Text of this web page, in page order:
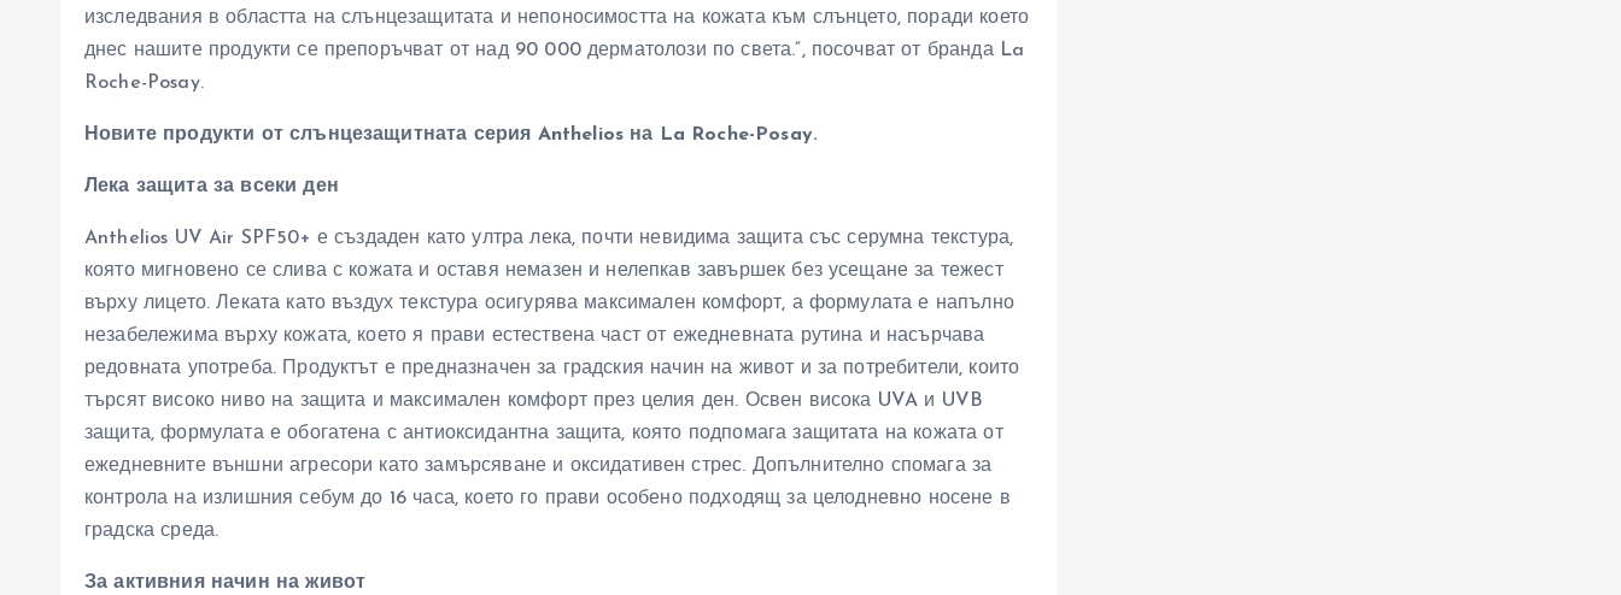
изследвания в областта на слънцезащитата и непоносимостта на кожата към слънцето, поради което
днес нашите продукти се препоръчват от над 90 000 дерматолози по света.“, посочват от бранда La
Roche-Posay.
Новите продукти от слънцезащитната серия Anthelios на La Roche-Posay.
Лека защита за всеки ден
Anthelios UV Air SPF50+ е създаден като ултра лека, почти невидима защита със серумна текстура,
която мигновено се слива с кожата и оставя немазен и нелепкав завършек без усещане за тежест
върху лицето. Леката като въздух текстура осигурява максимален комфорт, а формулата е напълно
незабележима върху кожата, което я прави естествена част от ежедневната рутина и насърчава
редовната употреба. Продуктът е предназначен за градския начин на живот и за потребители, които
търсят високо ниво на защита и максимален комфорт през целия ден. Освен висока UVA и UVB
защита, формулата е обогатена с антиоксидантна защита, която подпомага защитата на кожата от
ежедневните външни агресори като замърсяване и оксидативен стрес. Допълнително спомага за
контрола на излишния себум до 16 часа, което го прави особено подходящ за целодневно носене в
градска среда.
За активния начин на живот